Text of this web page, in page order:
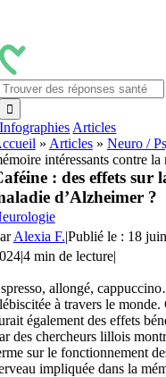
contenu
Infographies Articles
» Articles» Neuro /
intéressants contre
: des effets sur
d’Alzheimer ?
Alexia F.|Publié le : 18
|4 min de lecture|
allongé,
à travers le
également des effets
des chercheurs lillois
sur le fonctionnement
impliquée dans la